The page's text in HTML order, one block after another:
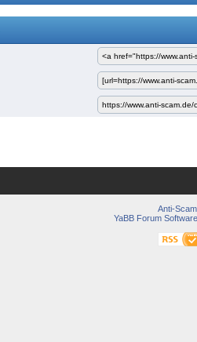
Anti-Scam
YaBB Forum Software